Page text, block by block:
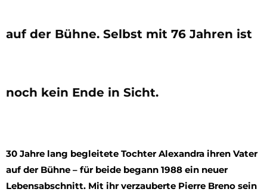
auf der Bühne. Selbst mit 76 Jahren ist
noch kein Ende in Sicht.
30 Jahre lang begleitete Tochter Alexandra ihren Vater
auf der Bühne – für beide begann 1988 ein neuer
Lebensabschnitt. Mit ihr verzauberte Pierre Breno sein